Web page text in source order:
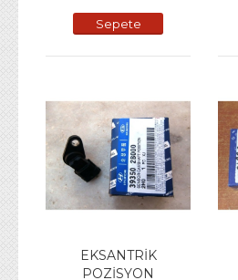
Sepete
EKSANTRİK
POZİSYON